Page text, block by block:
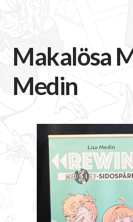
Makalösa
Medin